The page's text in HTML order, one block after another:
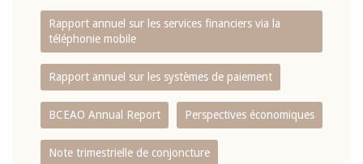
Rapport annuel sur les services financiers via la
téléphonie mobile
Rapport annuel sur les systèmes de paiement
BCEAO Annual Report Perspectives économiques
Note trimestrielle de conjoncture